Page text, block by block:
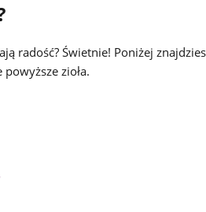
radość? Świetnie! Poniżej
zioła.